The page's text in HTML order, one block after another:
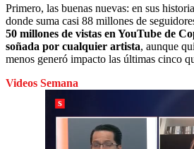
Primero, las buenas nuevas: en sus
donde suma casi 88 millones de
50 millones de vistas en YouTube de
soñada por cualquier artista, aunque
menos generó impacto las últimas cinco
Videos Semana